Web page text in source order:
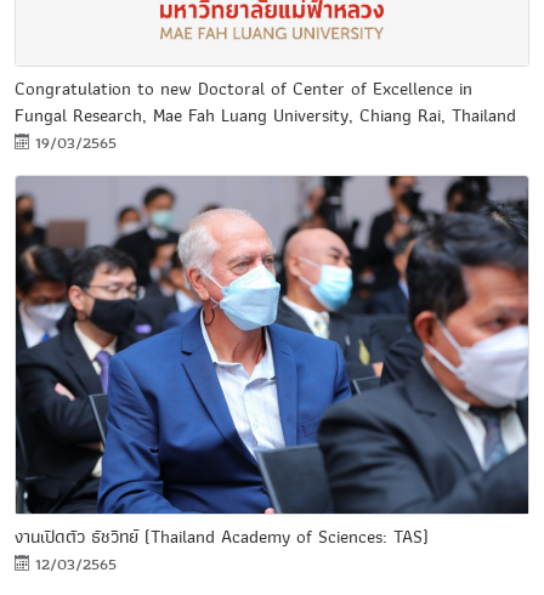
Congratulation to new Doctoral of Center of Excellence in
Fungal Research, Mae Fah Luang University, Chiang Rai, Thailand
19/03/2565
งานเปิดตัว ธัชวิทย์ (Thailand Academy of Sciences: TAS)
12/03/2565